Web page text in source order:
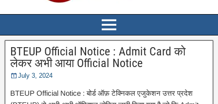
BTEUP Official Notice : Admit Card को
लेकर अभी आया Official Notice
July 3, 2024
BTEUP Official Notice : बोर्ड ऑफ़ टेक्निकल एजुकेशन उत्तर प्रदेश